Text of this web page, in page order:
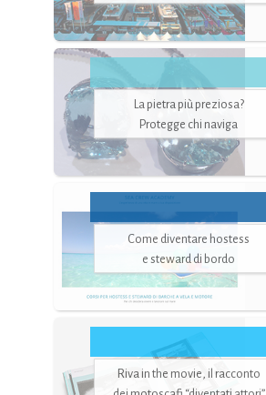
La pietra più preziosa?
Protegge chi naviga
Come diventare hostess
e steward di bordo
Riva in the movie, il racconto